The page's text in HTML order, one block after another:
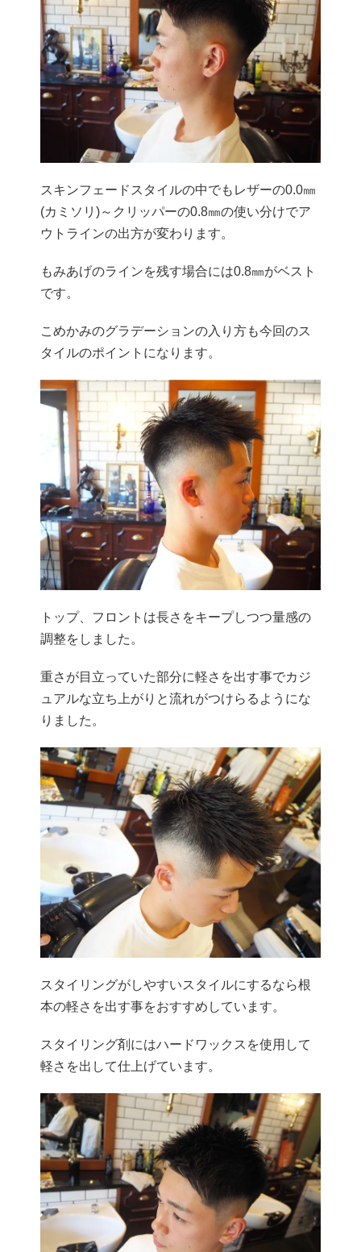
スキンフェードスタイルの中でもレザーの0.0㎜
(カミソリ)～クリッパーの0.8㎜の使い分けでア
ウトラインの出方が変わります。
もみあげのラインを残す場合には0.8㎜がベスト
です。
こめかみのグラデーションの入り方も今回のス
タイルのポイントになります。
トップ、フロントは長さをキープしつつ量感の
調整をしました。
重さが目立っていた部分に軽さを出す事でカジ
ュアルな立ち上がりと流れがつけらるようにな
りました。
スタイリングがしやすいスタイルにするなら根
本の軽さを出す事をおすすめしています。
スタイリング剤にはハードワックスを使用して
軽さを出して仕上げています。